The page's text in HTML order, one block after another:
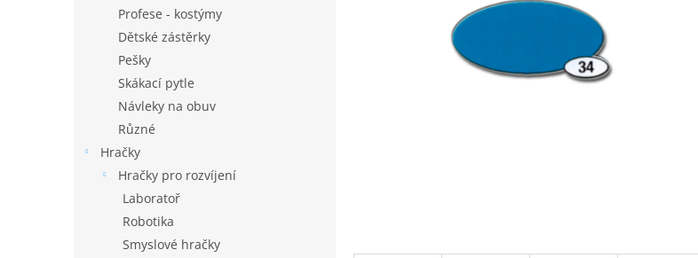
Profese - kostýmy
Dětské zástěrky
Pešky
Skákací pytle
Návleky na obuv
Různé
Hračky
Hračky pro rozvíjení
Laboratoř
Robotika
Smyslové hračky